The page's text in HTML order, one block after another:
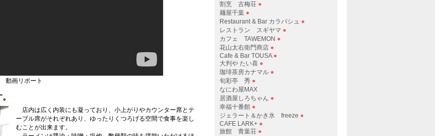
割烹 古梅荘 ●
麺屋千葉 ●
Restaurant & Bar カラバシュ ●
レストラン スギヤマ ●
カフェ TAWEMON ●
花山太右衛門商店 ●
Cafe & Bar TOUSA ●
大判や たい喜 ●
珈琲茶房カナマル ●
旬彩亭 秀 ●
なにわ屋MAX
居酒屋しろちゃん ●
幸福十番館 ●
ジェラート＆かき氷 freeze ●
CAFE LARK+ ●
旅館 青葉荘 ●